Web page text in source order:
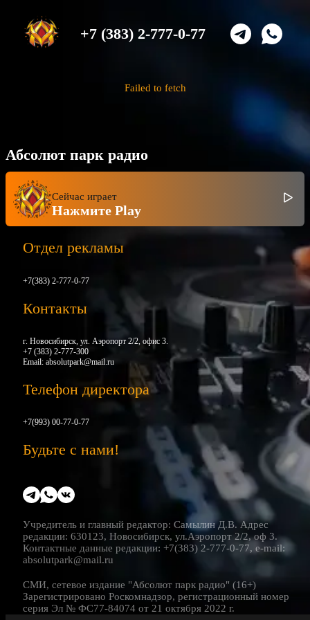
+7 (383) 2-777-0-77
Failed to fetch
Абсолют парк радио
Сейчас играет
Нажмите Play
Отдел рекламы
+7(383) 2-777-0-77
Контакты
г. Новосибирск, ул. Аэропорт 2/2, офис 3.
+7 (383) 2-777-300
Email: absolutpark@mail.ru
Телефон директора
+7(993) 00-77-0-77
Будьте с нами!
Учредитель и главный редактор: Самылин Д.В. Адрес
редакции: 630123, Новосибирск, ул.Аэропорт 2/2, оф 3.
Контактные данные редакции: +7(383) 2-777-0-77, e-mail:
absolutpark@mail.ru
СМИ, сетевое издание "Абсолют парк радио" (16+)
Зарегистрировано Роскомнадзор, регистрационный номер
серия Эл № ФС77-84074 от 21 октября 2022 г.